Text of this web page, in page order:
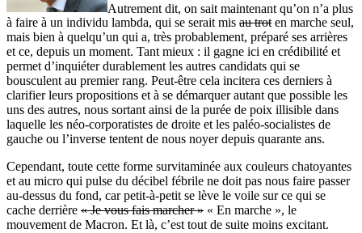
Autrement dit, on sait maintenant qu’on n’a plus
à faire à un individu lambda, qui se serait mis au trot en marche seul,
mais bien à quelqu’un qui a, très probablement, préparé ses arrières
et ce, depuis un moment. Tant mieux : il gagne ici en crédibilité et
permet d’inquiéter durablement les autres candidats qui se
bousculent au premier rang. Peut-être cela incitera ces derniers à
clarifier leurs propositions et à se démarquer autant que possible les
uns des autres, nous sortant ainsi de la purée de poix illisible dans
laquelle les néo-corporatistes de droite et les paléo-socialistes de
gauche ou l’inverse tentent de nous noyer depuis quarante ans.
Cependant, toute cette forme survitaminée aux couleurs chatoyantes
et au micro qui pulse du décibel fébrile ne doit pas nous faire passer
au-dessus du fond, car petit-à-petit se lève le voile sur ce qui se
cache derrière « Je vous fais marcher » « En marche », le
mouvement de Macron. Et là, c’est tout de suite moins excitant.